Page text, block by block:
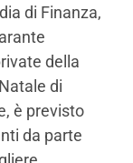
di Finanza,
della
di
è previsto
da parte